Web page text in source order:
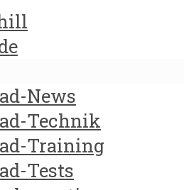
News
Technik
Training
Tests